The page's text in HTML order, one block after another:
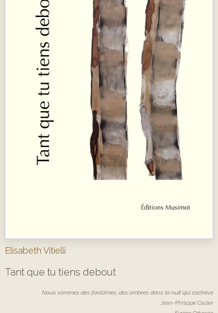
Elisabeth Vitielli
Tant que tu tiens debout
Nous sommes des fantômes, des ombres dans la nuit qui s’achève
Jean-Philippe Cazier